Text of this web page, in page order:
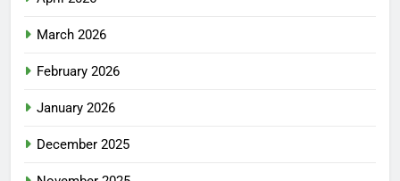
March 2026
February 2026
January 2026
December 2025